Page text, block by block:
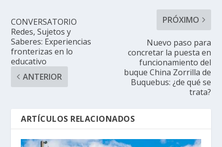
CONVERSATORIO
Redes, Sujetos y
Saberes: Experiencias
fronterizas en lo
educativo
ANTERIOR
PRÓXIMO
Nuevo paso para
concretar la puesta en
funcionamiento del
buque China Zorrilla de
Buquebus: ¿de qué se
trata?
ARTÍCULOS RELACIONADOS